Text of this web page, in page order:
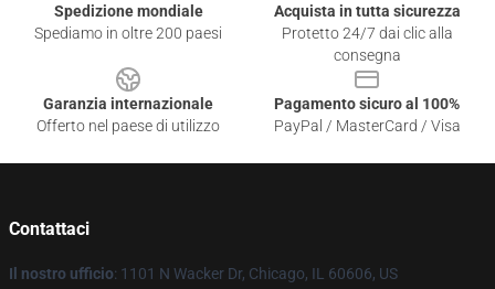
Spedizione mondiale
Spediamo in oltre 200 paesi
Acquista in tutta sicurezza
Protetto 24/7 dai clic alla
consegna
Garanzia internazionale
Offerto nel paese di utilizzo
Pagamento sicuro al 100%
PayPal / MasterCard / Visa
Contattaci
Il nostro ufficio: 1101 N Wacker Dr, Chicago, IL 60606, US